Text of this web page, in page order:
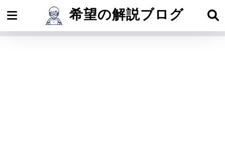
希望の解説ブログ